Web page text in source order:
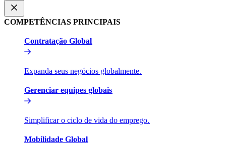
COMPETÊNCIAS PRINCIPAIS​​
Contratação Global​​
Expanda seus negócios globalmente.​​
Gerenciar equipes globais​​
Simplificar o ciclo de vida do emprego.​​
Mobilidade Global​​